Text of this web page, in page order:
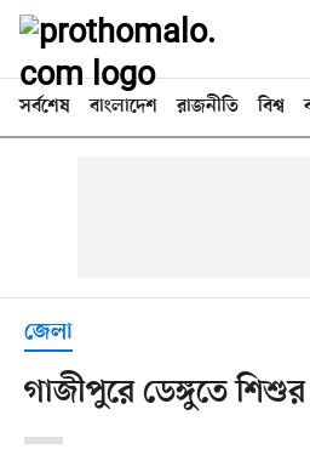
সর্বশেষ বাংলাদেশ রাজনীতি বিশ্ব
জেলা
গাজীপুরে ডেঙ্গুতে